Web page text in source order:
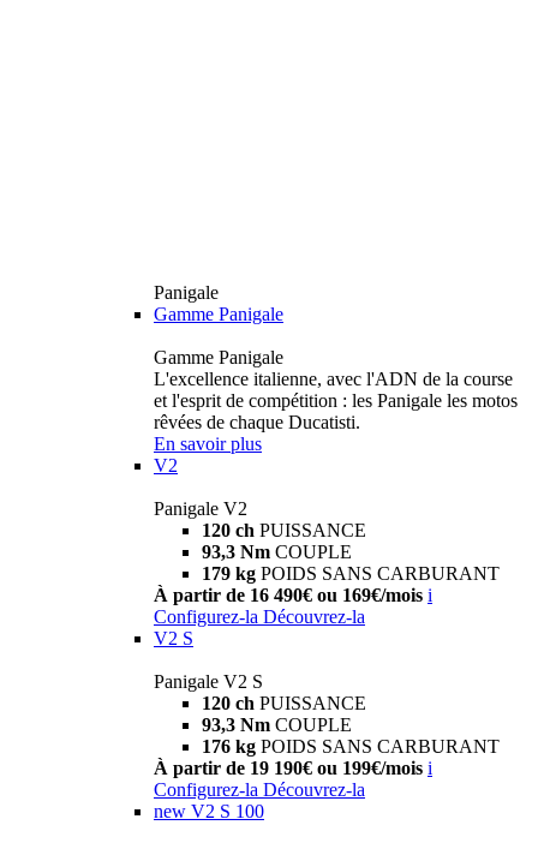
Panigale
Gamme Panigale
Gamme Panigale
L'excellence italienne, avec l'ADN de la course
et l'esprit de compétition : les Panigale les motos
rêvées de chaque Ducatisti.
En savoir plus
V2
Panigale V2
120 ch PUISSANCE
93,3 Nm COUPLE
179 kg POIDS SANS CARBURANT
À partir de 16 490€ ou 169€/mois i
Configurez-la Découvrez-la
V2 S
Panigale V2 S
120 ch PUISSANCE
93,3 Nm COUPLE
176 kg POIDS SANS CARBURANT
À partir de 19 190€ ou 199€/mois i
Configurez-la Découvrez-la
new V2 S 100